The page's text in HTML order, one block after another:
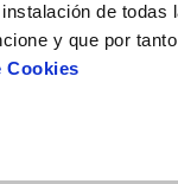
de todas
y que por
Cookies
datos bancarios
datos de domicilio
Counsel (Defensa del
del servicio
ahorro
comunitarios
Generales de